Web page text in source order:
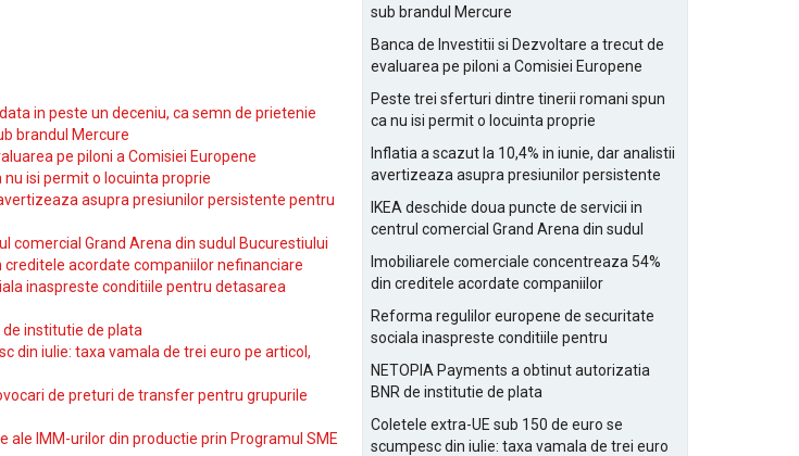
in peste un deceniu, ca semn de prietenie
brandul Mercure
pe piloni a Comisiei Europene
isi permit o locuinta proprie
asupra presiunilor persistente pentru
comercial Grand Arena din sudul Bucurestiului
acordate companiilor nefinanciare
inaspreste conditiile pentru detasarea
de institutie de plata
din iulie: taxa vamala de trei euro pe articol,
de preturi de transfer pentru grupurile
ale IMM-urilor din productie prin Programul SME
sub brandul Mercure
Banca de Investitii si Dezvoltare a trecut de
evaluarea pe piloni a Comisiei Europene
Peste trei sferturi dintre tinerii romani spun
ca nu isi permit o locuinta proprie
Inflatia a scazut la 10,4% in iunie, dar analistii
avertizeaza asupra presiunilor persistente
IKEA deschide doua puncte de servicii in
centrul comercial Grand Arena din sudul
Imobiliarele comerciale concentreaza 54%
din creditele acordate companiilor
Reforma regulilor europene de securitate
sociala inaspreste conditiile pentru
NETOPIA Payments a obtinut autorizatia
BNR de institutie de plata
Coletele extra-UE sub 150 de euro se
scumpesc din iulie: taxa vamala de trei euro